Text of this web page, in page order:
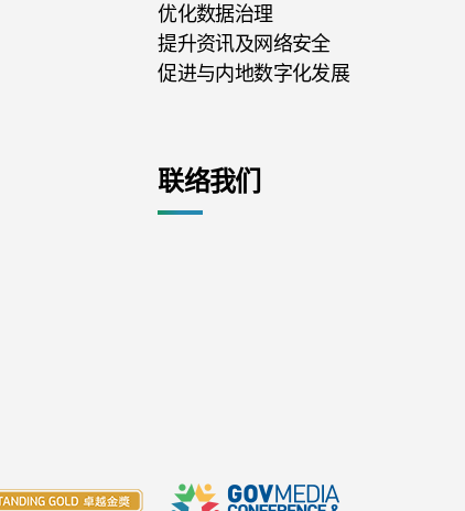
优化数据治理
提升资讯及网络安全
促进与内地数字化发展
联络我们